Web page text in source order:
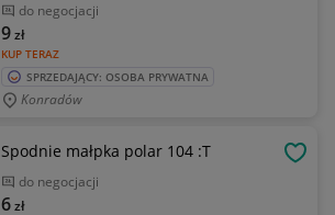
do negocjacji
KUP TERAZ
9zł
SPRZEDAJĄCY: OSOBA PRYWATNA
Konradów
Spodnie małpka polar 104 :T
do negocjacji
6zł